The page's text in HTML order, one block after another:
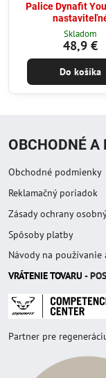
Palice Dynafit
Skladom
48,9 €
Do košíka
OBCHODNÉ A
Obchodné podmienky
Reklamačný poriadok
Zásady ochrany
Spôsoby platby
Návody na
VRÁTENIE TOVARU -
Partner pre